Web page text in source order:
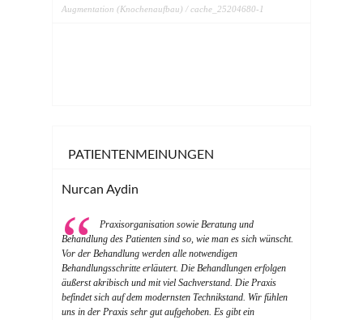
Augmentation (Knochenaufbau) / cache_25204680-1
PATIENTENMEINUNGEN
Nurcan Aydin
Praxisorganisation sowie Beratung und
Behandlung des Patienten sind so, wie man es sich wünscht.
Vor der Behandlung werden alle notwendigen
Behandlungsschritte erläutert. Die Behandlungen erfolgen
äußerst akribisch und mit viel Sachverstand. Die Praxis
befindet sich auf dem modernsten Technikstand. Wir fühlen
uns in der Praxis sehr gut aufgehoben. Es gibt ein